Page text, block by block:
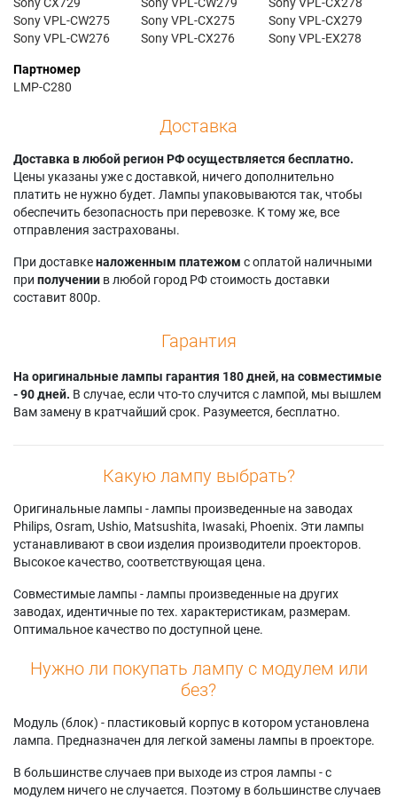
Sony VPL-CW275
Sony VPL-CW276
Sony VPL-CX275
Sony VPL-CX276
Sony VPL-CX279
Sony VPL-EX278
Партномер
LMP-C280
Доставка
Доставка в любой регион РФ осуществляется бесплатно.
Цены указаны уже с доставкой, ничего дополнительно
платить не нужно будет. Лампы упаковываются так, чтобы
обеспечить безопасность при перевозке. К тому же, все
отправления застрахованы.
При доставкеналоженным платежом с оплатой наличными
при получении в любой город РФ стоимость доставки
составит 800р.
Гарантия
На оригинальные лампы гарантия 180 дней, на совместимые
- 90 дней. В случае, если что-то случится с лампой, мы вышлем
Вам замену в кратчайший срок. Разумеется, бесплатно.
Какую лампу выбрать?
Оригинальные лампы - лампы произведенные на заводах
Philips, Osram, Ushio, Matsushita, Iwasaki, Phoenix. Эти лампы
устанавливают в свои изделия производители проекторов.
Высокое качество, соответствующая цена.
Совместимые лампы - лампы произведенные на других
заводах, идентичные по тех. характеристикам, размерам.
Оптимальное качество по доступной цене.
Нужно ли покупать лампу с модулем или
без?
Модуль (блок) - пластиковый корпус в котором установлена
лампа. Предназначен для легкой замены лампы в проекторе.
В большинстве случаев при выходе из строя лампы - с
модулем ничего не случается. Поэтому в большинстве случаев